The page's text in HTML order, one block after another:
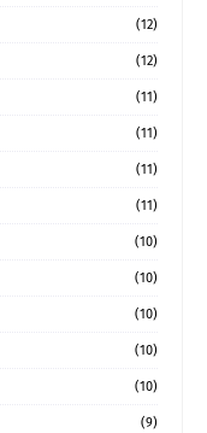
(12)
(12)
(11)
(11)
(11)
(11)
(10)
(10)
(10)
(10)
(10)
(9)